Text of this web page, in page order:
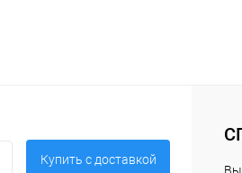
Купить c доставкой